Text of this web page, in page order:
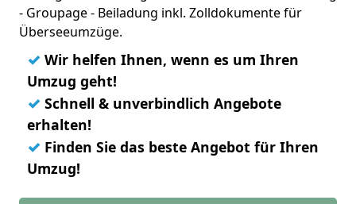
- Groupage - Beiladung inkl. Zolldokumente für
Überseeumzüge.
✓ Wir helfen Ihnen, wenn es um Ihren
Umzug geht!
✓ Schnell & unverbindlich Angebote
erhalten!
✓ Finden Sie das beste Angebot für Ihren
Umzug!